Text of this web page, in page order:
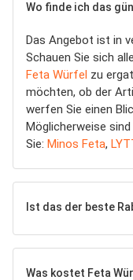
Wo finde ich das
Das Angebot ist in
Schauen Sie sich
Feta Würfel zu
möchten, ob der
werfen Sie einen
Möglicherweise
Sie: Minos Feta,
Ist das der beste
Was kostet Feta